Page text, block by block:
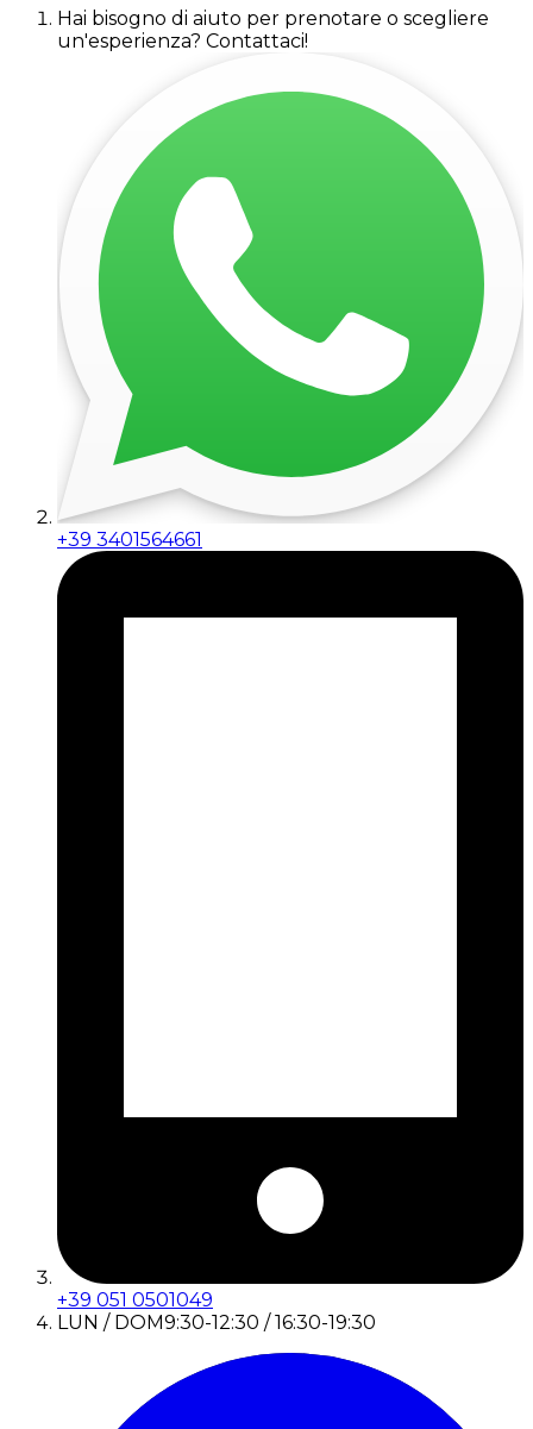
Hai bisogno di aiuto per prenotare o scegliere
un'esperienza? Contattaci!
+39 3401564661
+39 051 0501049
LUN / DOM9:30-12:30 / 16:30-19:30